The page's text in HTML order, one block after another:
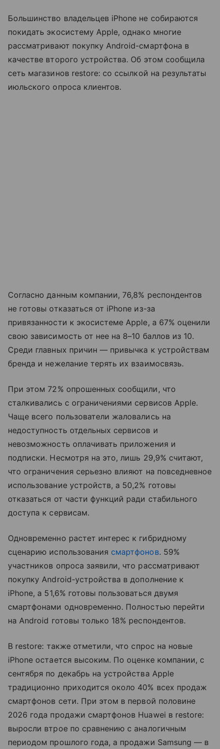
Большинство владельцев iPhone не собираются
покидать экосистему Apple, однако многие
рассматривают покупку Android-смартфона в
качестве второго устройства. Об этом сообщила
сеть магазинов restore: со ссылкой на результаты
июльского опроса клиентов.
Согласно данным компании, 76,8% респондентов
не готовы отказаться от iPhone из-за
привязанности к экосистеме Apple, а 67% оценили
свою зависимость от нее на 8–10 баллов из 10.
Среди главных причин — привычка к устройствам
бренда и нежелание терять их взаимосвязь.
При этом 72% опрошенных сообщили, что
сталкивались с ограничениями сервисов Apple.
Чаще всего пользователи жаловались на
недоступность отдельных сервисов и
невозможность оплачивать приложения и
подписки. Несмотря на это, лишь 29,9% считают,
что ограничения серьезно влияют на повседневное
использование устройств, а 50,2% готовы
отказаться от части функций ради стабильного
доступа к сервисам.
Одновременно растет интерес к гибридному
сценарию использования смартфонов. 59%
участников опроса заявили, что рассматривают
покупку Android-устройства в дополнение к
iPhone, а 51,6% готовы пользоваться двумя
смартфонами одновременно. Полностью перейти
на Android готовы только 18% респондентов.
В restore: также отметили, что спрос на новые
iPhone остается высоким. По оценке компании, с
сентября по декабрь на устройства Apple
традиционно приходится около 40% всех продаж
смартфонов сети. При этом в первой половине
2026 года продажи смартфонов Huawei в restore:
выросли втрое по сравнению с аналогичным
периодом прошлого года, а продажи Samsung — в